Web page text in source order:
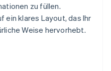
zu füllen.
ein klares Layout, das Ihr
Weise hervorhebt.